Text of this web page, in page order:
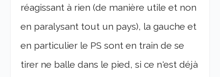
réagissant à rien (de manière utile et non
en paralysant tout un pays), la gauche et
en particulier le PS sont en train de se
tirer ne balle dans le pied, si ce n'est déjà